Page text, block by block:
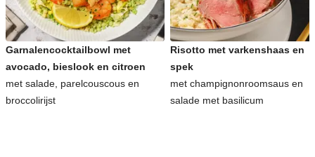
Garnalencocktailbowl met
avocado, bieslook en citroen
met salade, parelcouscous en
broccolirijst
Risotto met varkenshaas en
spek
met champignonroomsaus en
salade met basilicum